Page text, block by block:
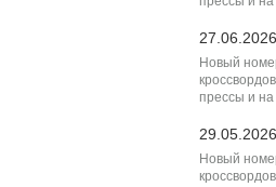
27.06.2026
Новый
прессы и на
29.05.2026
Новый